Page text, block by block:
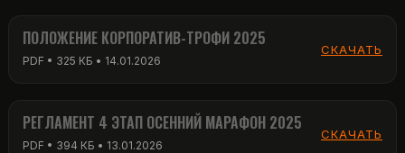
ПОЛОЖЕНИЕ КОРПОРАТИВ-ТРОФИ 2025
PDF • 325 КБ • 14.01.2026
СКАЧАТЬ
РЕГЛАМЕНТ 4 ЭТАП ОСЕННИЙ МАРАФОН 2025
PDF • 394 КБ • 13.01.2026
СКАЧАТЬ